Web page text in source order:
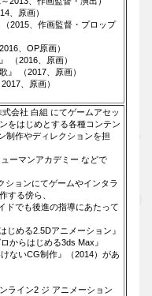
、原画）
（2015、作画監督・プロップ
、OP原画）
（2016、原画）
』 （2017、原画）
、原画）
会社 白組 にてゲームアセッ
をはじめとする各種コンテン
制作やディレクションを担
ーマンアカデミー などで
ションにてゲームやインタラ
する傍ら、
ドでも後進の指導にあたって
じめる2.5Dアニメーション』
からはじめる3ds Max』
ないCG制作』（2014）があ
ライン2 ジ アニメーション